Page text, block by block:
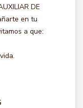
DE
en tu
a que: